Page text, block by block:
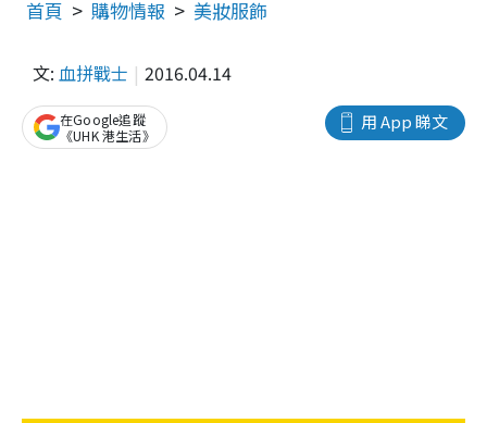
首頁 購物情報 美妝服飾
文: 血拼戰士 2016.04.14
用 App 睇文
在Google追蹤
《UHK 港生活》